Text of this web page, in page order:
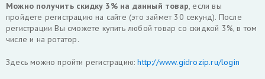
Можно получить скидку 3% на данный товар, если вы
пройдете регистрацию на сайте (это займет 30 секунд). После
регистрации Вы сможете купить любой товар со скидкой 3%, в том
числе и на ротатор.
Здесь можно пройти регистрацию:http://www.gidrozip.ru/login